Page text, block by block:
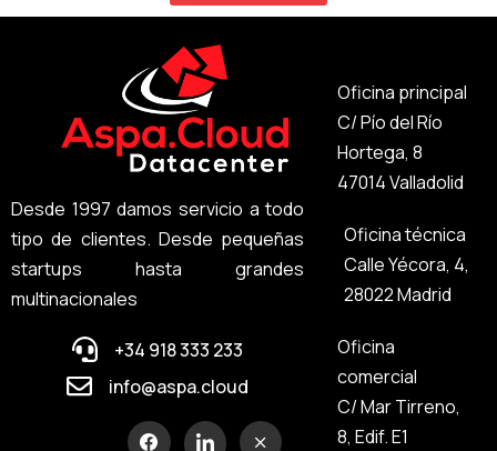
Desde 1997 damos servicio a todo
tipo de clientes. Desde pequeñas
startups hasta grandes
multinacionales
+34 918 333 233
info@aspa.cloud
Oficina principal
C/ Pío del Río
Hortega, 8
47014 Valladolid
Oficina técnica
Calle Yécora, 4,
28022 Madrid
Oficina
comercial
C/ Mar Tirreno,
8, Edif. E1